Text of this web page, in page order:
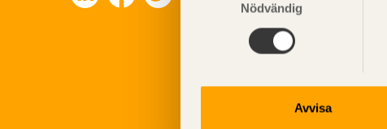
Nödvändig
Avvisa